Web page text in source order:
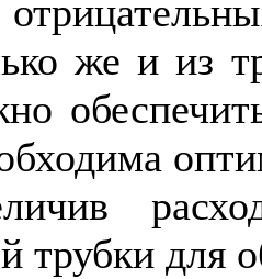
же и из
трубки для